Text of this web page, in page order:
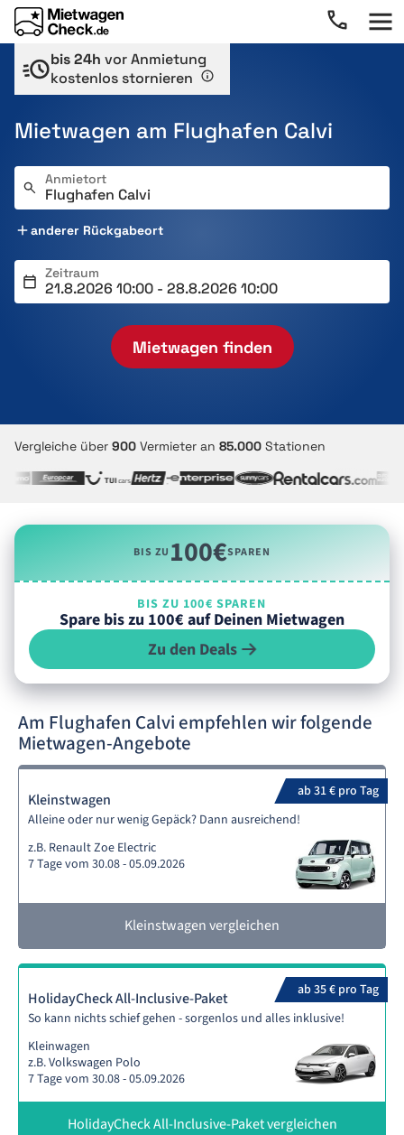
bis 24h vor Anmietung
kostenlos stornieren
Mietwagen am Flughafen Calvi
Anmietort
anderer Rückgabeort
Zeitraum
Mietwagen finden
Vergleiche über 900 Vermieter an 85.000 Stationen
BIS ZU100€SPAREN
BIS ZU 100€ SPAREN
Spare bis zu 100€ auf Deinen Mietwagen
Zu den Deals
Am Flughafen Calvi empfehlen wir folgende
Mietwagen-Angebote
ab 31 € pro Tag
Kleinstwagen
Alleine oder nur wenig Gepäck? Dann ausreichend!
z.B. Renault Zoe Electric
7 Tage vom 30.08 - 05.09.2026
Kleinstwagen vergleichen
ab 35 € pro Tag
HolidayCheck All-Inclusive-Paket
So kann nichts schief gehen - sorgenlos und alles inklusive!
Kleinwagen
z.B. Volkswagen Polo
7 Tage vom 30.08 - 05.09.2026
HolidayCheck All-Inclusive-Paket vergleichen